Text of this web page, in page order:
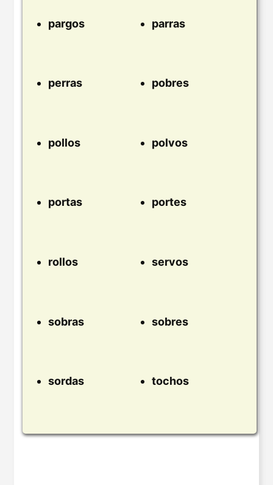
pargos parras
perras pobres
pollos polvos
portas portes
rollos servos
sobras sobres
sordas tochos